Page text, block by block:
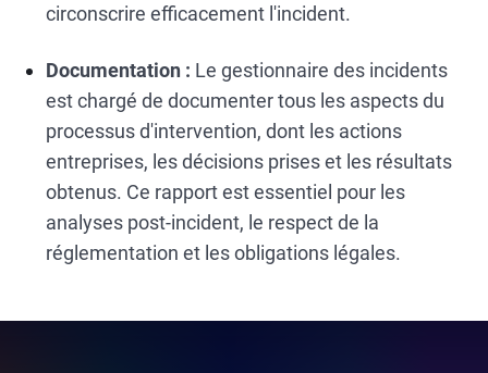
circonscrire efficacement l'incident.
Documentation : Le gestionnaire des incidents
est chargé de documenter tous les aspects du
processus d'intervention, dont les actions
entreprises, les décisions prises et les résultats
obtenus. Ce rapport est essentiel pour les
analyses post-incident, le respect de la
réglementation et les obligations légales.